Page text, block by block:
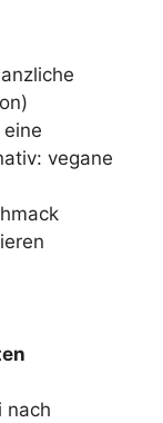
vegane
nach